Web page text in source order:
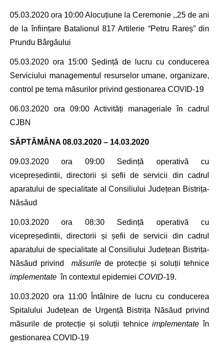
05.03.2020 ora 10:00 Alocuțiune la Ceremonie ,,25 de ani
de la înființare Batalionul 817 Artilerie “Petru Rareș” din
Prundu Bârgăului
05.03.2020 ora 15:00 Ședință de lucru cu conducerea
Serviciului managementul resurselor umane, organizare,
control pe tema măsurilor privind gestionarea COVID-19
06.03.2020 ora 09:00 Activități manageriale în cadrul
CJBN
SĂPTĂMÂNA 08.03.2020 – 14.03.2020
09.03.2020 ora 09:00 Sedință operativă cu
vicepreședintii, directorii și șefii de servicii din cadrul
aparatului de specialitate al Consiliului Județean Bistrița-
Năsăud
10.03.2020ora 08:30 Sedință operativă cu
vicepreședintii, directorii și șefii de servicii din cadrul
aparatului de specialitate al Consiliului Județean Bistrița-
Năsăud privind măsurile de protecție și soluții tehnice
implementate în contextul epidemiei COVID-19.
10.03.2020 ora 11:00 Întâlnire de lucrucu conducerea
Spitalului Județean de Urgență Bistrița Năsăud privind
măsurile de protecție și soluții tehniceimplementate în
gestionarea COVID-19